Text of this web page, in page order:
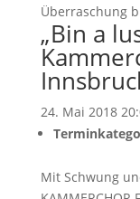
Überraschung
„Bin a
24. Mai 2018
Mit Schwung